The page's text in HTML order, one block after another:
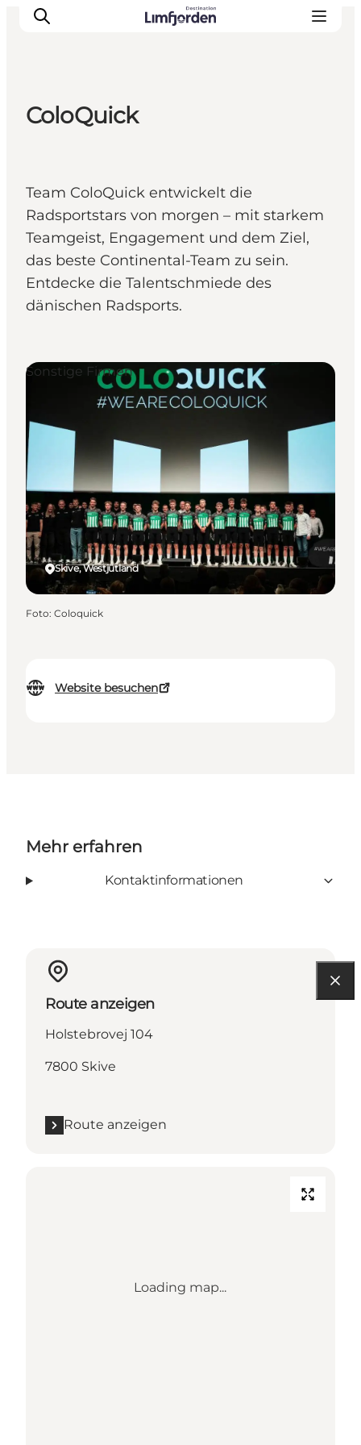
ColoQuick
Team ColoQuick entwickelt die
Radsportstars von morgen – mit starkem
Teamgeist, Engagement und dem Ziel,
das beste Continental-Team zu sein.
Entdecke die Talentschmiede des
dänischen Radsports.
Website besuchen
Skive, Westjütland
Sonstige Firmen
Foto: Coloquick
Mehr erfahren
Kontaktinformationen
Route anzeigen
Holstebrovej 104
7800 Skive
Route anzeigen
Loading map...